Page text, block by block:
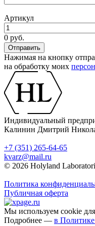
Артикул
0 руб.
Нажимая на кнопку
на обработку моих
Индивидуальный
Калинин Дмитрий
+7 (351) 265-64-65
kvarz@mail.ru
© 2026 Holyland
Политика
Публичная оферта
Мы используем cookie
Подробнее — в